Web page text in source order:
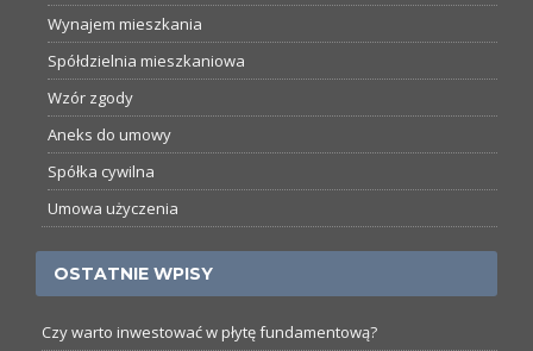
Wynajem mieszkania
Spółdzielnia mieszkaniowa
Wzór zgody
Aneks do umowy
Spółka cywilna
Umowa użyczenia
OSTATNIE WPISY
Czy warto inwestować w płytę fundamentową?